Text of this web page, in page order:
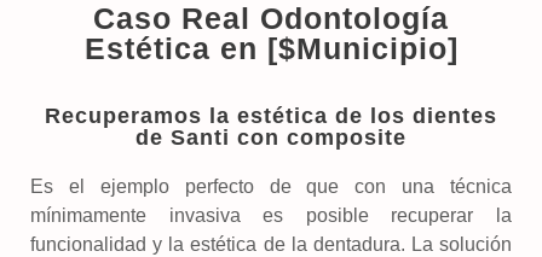
Caso Real Odontología
Estética en [$Municipio]
Recuperamos la estética de los dientes
de Santi con composite
Es el ejemplo perfecto de que con una técnica
mínimamente invasiva es posible recuperar la
funcionalidad y la estética de la dentadura. La solución